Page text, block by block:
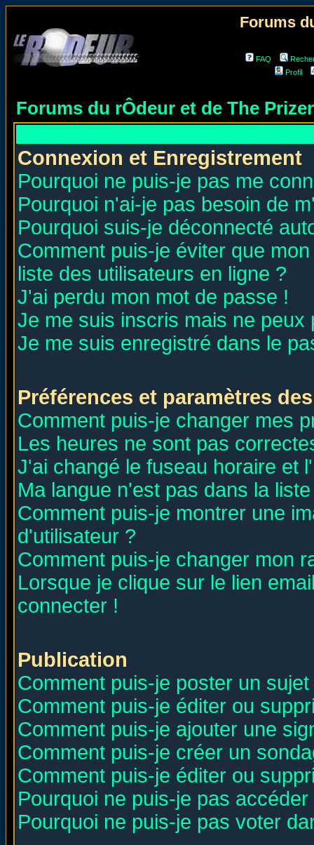
Forums
FAQ
Profil
Forums du rÔdeur et de The
Connexion et Enregistrement
Pourquoi ne puis-je pas me
Pourquoi n'ai-je pas besoin de
Pourquoi suis-je déconnecté
Comment puis-je éviter que
liste des utilisateurs en ligne ?
J'ai perdu mon mot de passe !
Je me suis inscris mais ne peux
Je me suis enregistré dans le
Préférences et paramètres
Comment puis-je changer mes
Les heures ne sont pas
J'ai changé le fuseau horaire et
Ma langue n'est pas dans la
Comment puis-je montrer une
d'utilisateur ?
Comment puis-je changer mon
Lorsque je clique sur le lien
connecter !
Publication
Comment puis-je poster un
Comment puis-je éditer ou
Comment puis-je ajouter une
Comment puis-je créer un
Comment puis-je éditer ou
Pourquoi ne puis-je pas
Pourquoi ne puis-je pas voter